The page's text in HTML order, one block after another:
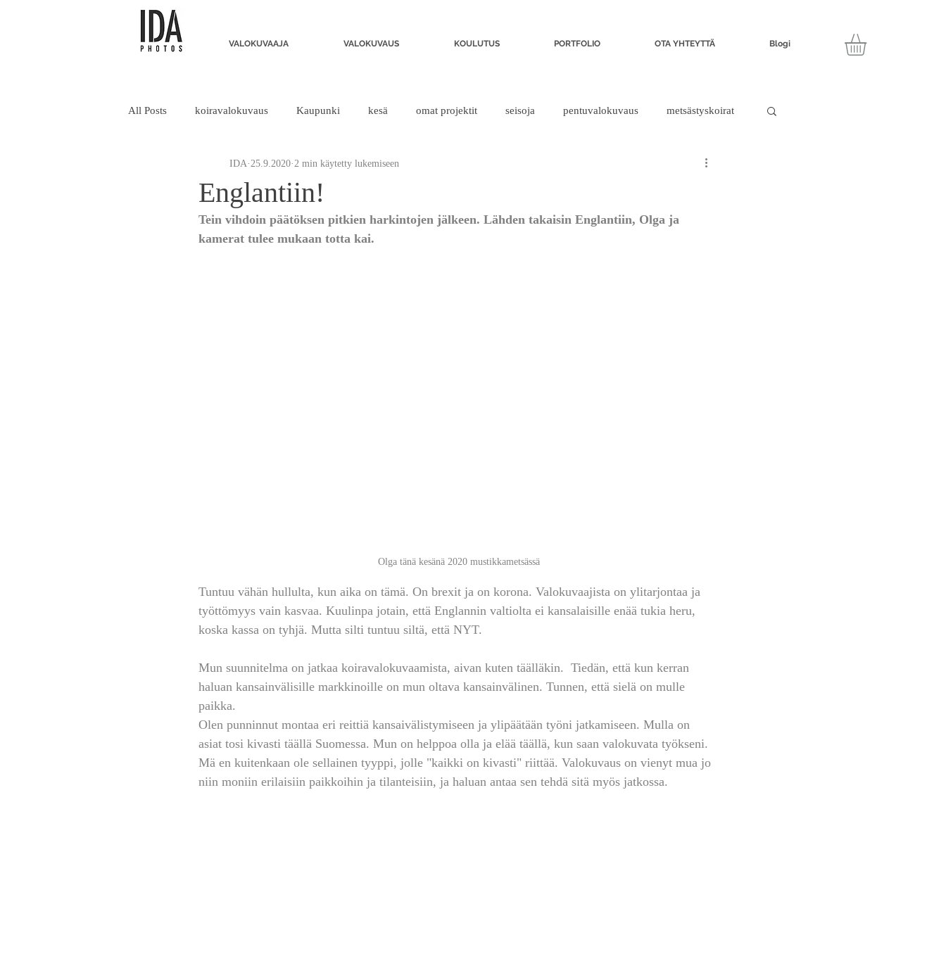
VALOKUVAAJA VALOKUVAUS KOULUTUS PORTFOLIO OTA YHTEYTTÄ Blogi
All Posts koiravalokuvaus Kaupunki kesä omat projektit seisoja pentuvalokuvaus metsästyskoirat
Englantiin!
IDA 25.9.2020 2 min käytetty lukemiseen
Tein vihdoin päätöksen pitkien harkintojen jälkeen. Lähden takaisin Englantiin, Olga ja
kamerat tulee mukaan totta kai.
Olga tänä kesänä 2020 mustikkametsässä
Tuntuu vähän hullulta, kun aika on tämä. On brexit ja on korona. Valokuvaajista on ylitarjontaa ja
työttömyys vain kasvaa. Kuulinpa jotain, että Englannin valtiolta ei kansalaisille enää tukia heru,
koska kassa on tyhjä. Mutta silti tuntuu siltä, että NYT.
Mun suunnitelma on jatkaa koiravalokuvaamista, aivan kuten täälläkin.  Tiedän, että kun kerran
haluan kansainvälisille markkinoille on mun oltava kansainvälinen. Tunnen, että sielä on mulle
paikka.
Olen punninnut montaa eri reittiä kansaivälistymiseen ja ylipäätään työni jatkamiseen. Mulla on
asiat tosi kivasti täällä Suomessa. Mun on helppoa olla ja elää täällä, kun saan valokuvata työkseni.
Mä en kuitenkaan ole sellainen tyyppi, jolle "kaikki on kivasti" riittää. Valokuvaus on vienyt mua jo
niin moniin erilaisiin paikkoihin ja tilanteisiin, ja haluan antaa sen tehdä sitä myös jatkossa.